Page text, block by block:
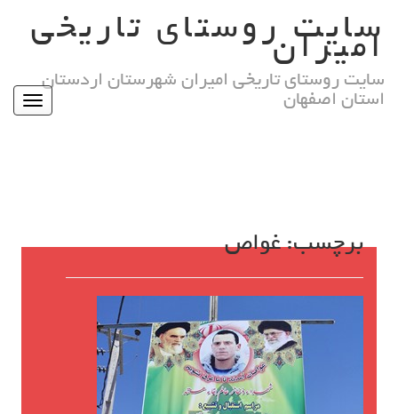
contentسایت روستای تاریخی
امیران
سایت روستای تاریخی امیران شهرستان اردستان
استان اصفهان Toggle
برچسب:غواص